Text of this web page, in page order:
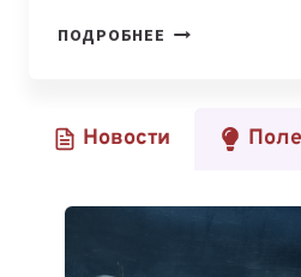
ПОДРОБНЕЕ GLOBAL
АЛМАТЫ
Новости